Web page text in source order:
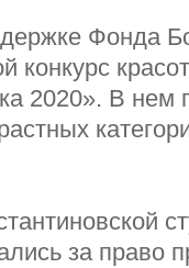
Фонда
конкурс
2020». В нем
за право